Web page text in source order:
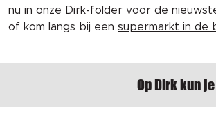
nu in onze Dirk-folder voor de
of kom langs bij een supermarkt in de
Op Dirk kun